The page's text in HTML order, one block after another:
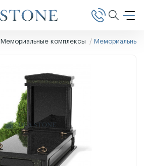
Мемориальные комплексы Мемориальный